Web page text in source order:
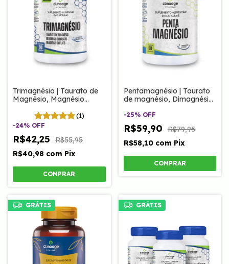
Trimagnésio | Taurato de
Magnésio, Magnésio
Caps Clinoage
(1)
-24% OFF
R$42,25
R$55,95
R$40,98 com Pix
Pentamagnésio | Taurato
de magnésio, Dimagnésio
Magnésio, Hidróxido e
Óxido de Magnésio 90
cápsulas
-25% OFF
R$59,90 R$79,95
R$58,10 com Pix
GRÁTIS GRÁTIS